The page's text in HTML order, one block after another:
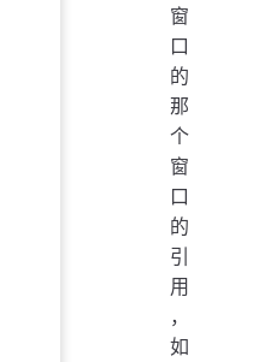
窗
口
的
那
个
窗
口
的
引
用
，
如